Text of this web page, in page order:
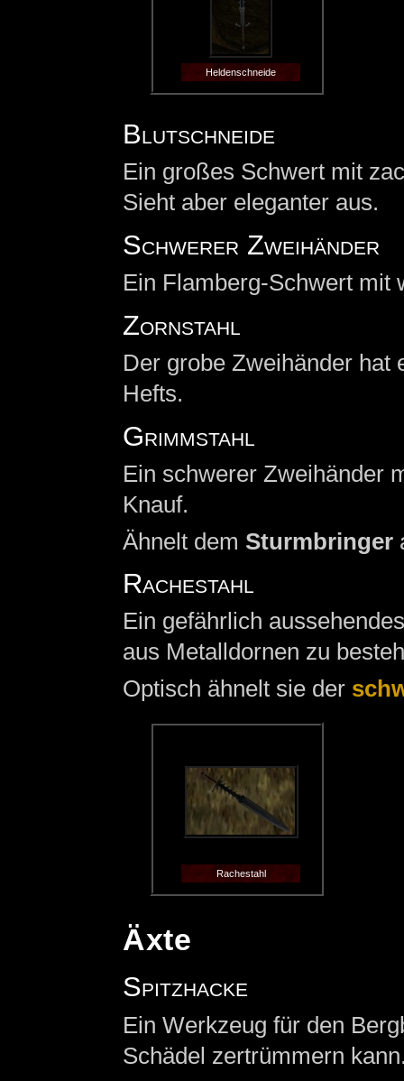
Heldenschneide
Blutschneide
Ein großes Schwert mit
Sieht aber eleganter aus.
Schwerer Zweihänder
Ein Flamberg-Schwert mit
Zornstahl
Der grobe Zweihänder hat
Hefts.
Grimmstahl
Ein schwerer Zweihänder
Knauf.
Ähnelt dem Sturmbringer
Rachestahl
Ein gefährlich
aus Metalldornen zu
Optisch ähnelt sie der
Rachestahl
Äxte
Spitzhacke
Ein Werkzeug für den
Schädel zertrümmern